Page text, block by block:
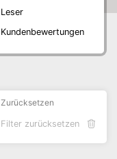
Leser
Kundenbewertungen
Zurücksetzen
Filter zurücksetzen